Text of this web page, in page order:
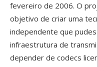
fevereiro de 2006. O
objetivo de criar uma
independente que
infraestrutura de
depender de codecs